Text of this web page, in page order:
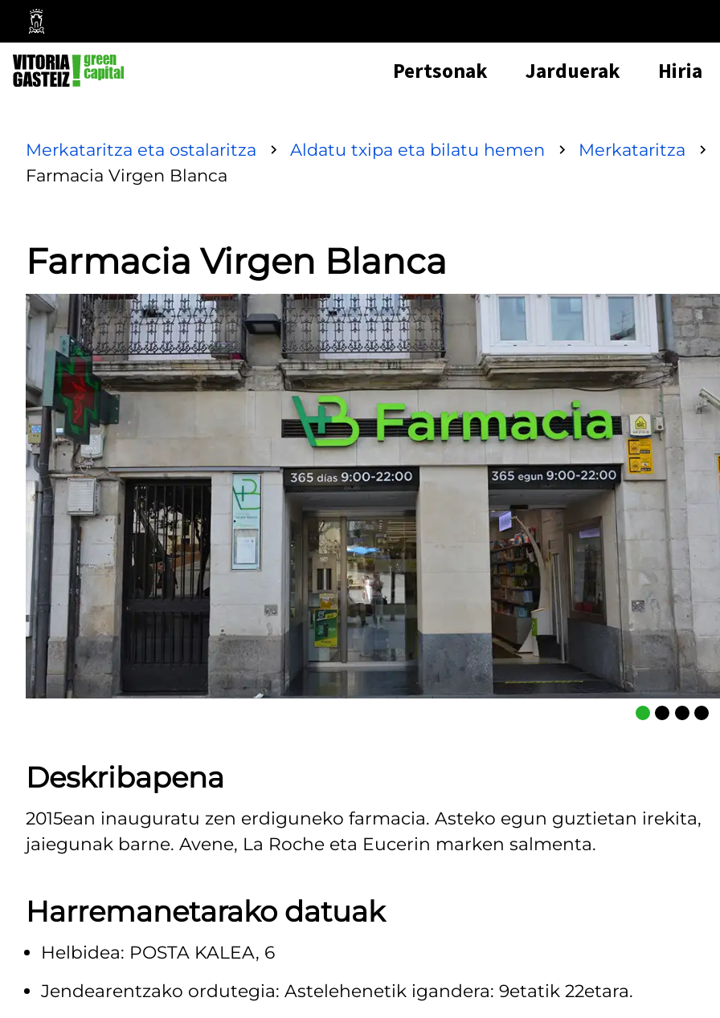
Vitoria-
Gasteizko
Udala
Pertsonak Jarduerak Hiria
Merkataritza eta ostalaritza Aldatu txipa eta bilatu hemen
Merkataritza
Farmacia Virgen Blanca
Farmacia Virgen Blanca
Deskribapena
2015ean inauguratu zen erdiguneko farmacia. Asteko egun guztietan irekita,
jaiegunak barne. Avene, La Roche eta Eucerin marken salmenta.
Harremanetarako datuak
Helbidea: POSTA KALEA, 6
Jendearentzako ordutegia: Astelehenetik igandera: 9etatik 22etara.